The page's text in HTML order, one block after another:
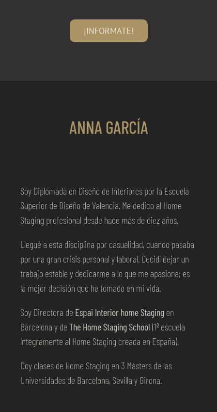
¡INFORMATE!
ANNA GARCÍA
Soy Diplomada en Diseño de Interiores por la Escuela
Superior de Diseño de Valencia. Me dedico al Home
Staging profesional desde hace más de diez años.
Llegué a esta disciplina por casualidad, cuando pasaba
por una gran crisis personal y laboral. Decidí dejar un
trabajo estable y dedicarme a lo que me apasiona; es
la mejor decisión que he tomado en mi vida.
Soy Directora de Espai Interior home Staging en
Barcelona y deThe Home Staging School (1ª escuela
íntegramente al Home Staging creada en España).
Doy clases de Home Staging en 3 Másters de las
Universidades de Barcelona, Sevilla y Girona.